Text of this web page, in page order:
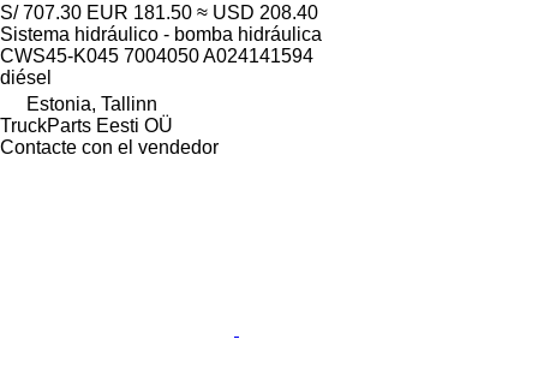
S/ 707.30 EUR 181.50 ≈ USD 208.40
Sistema hidráulico - bomba hidráulica
CWS45-K045 7004050 A024141594
diésel
Estonia, Tallinn
TruckParts Eesti OÜ
Contacte con el vendedor